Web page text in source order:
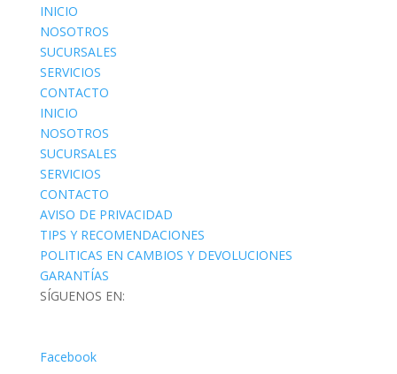
INICIO
NOSOTROS
SUCURSALES
SERVICIOS
CONTACTO
INICIO
NOSOTROS
SUCURSALES
SERVICIOS
CONTACTO
AVISO DE PRIVACIDAD
TIPS Y RECOMENDACIONES
POLITICAS EN CAMBIOS Y DEVOLUCIONES
GARANTÍAS
SÍGUENOS EN:
Facebook